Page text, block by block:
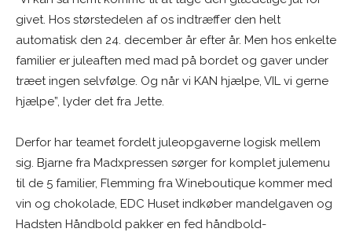
givet. Hos størstedelen af os indtræffer den helt
automatisk den 24. december år efter år. Men hos enkelte
familier er juleaften med mad på bordet og gaver under
træet ingen selvfølge. Og når vi KAN hjælpe, VIL vi gerne
hjælpe”, lyder det fra Jette.
Derfor har teamet fordelt juleopgaverne logisk mellem
sig. Bjarne fra Madxpressen sørger for komplet julemenu
til de 5 familier, Flemming fra Wineboutique kommer med
vin og chokolade, EDC Huset indkøber mandelgaven og
Hadsten Håndbold pakker en fed håndbold-